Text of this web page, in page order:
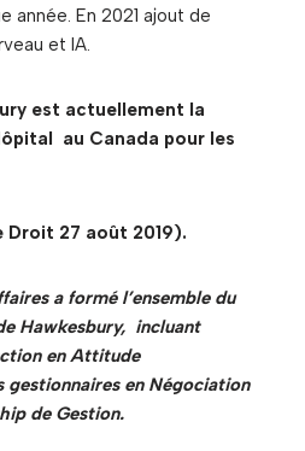
année. En 2021 ajout de
et IA.
est actuellement la
au Canada pour les
Droit 27 août 2019).
a formé l’ensemble du
Hawkesbury, incluant
en Attitude
en Négociation
de Gestion.